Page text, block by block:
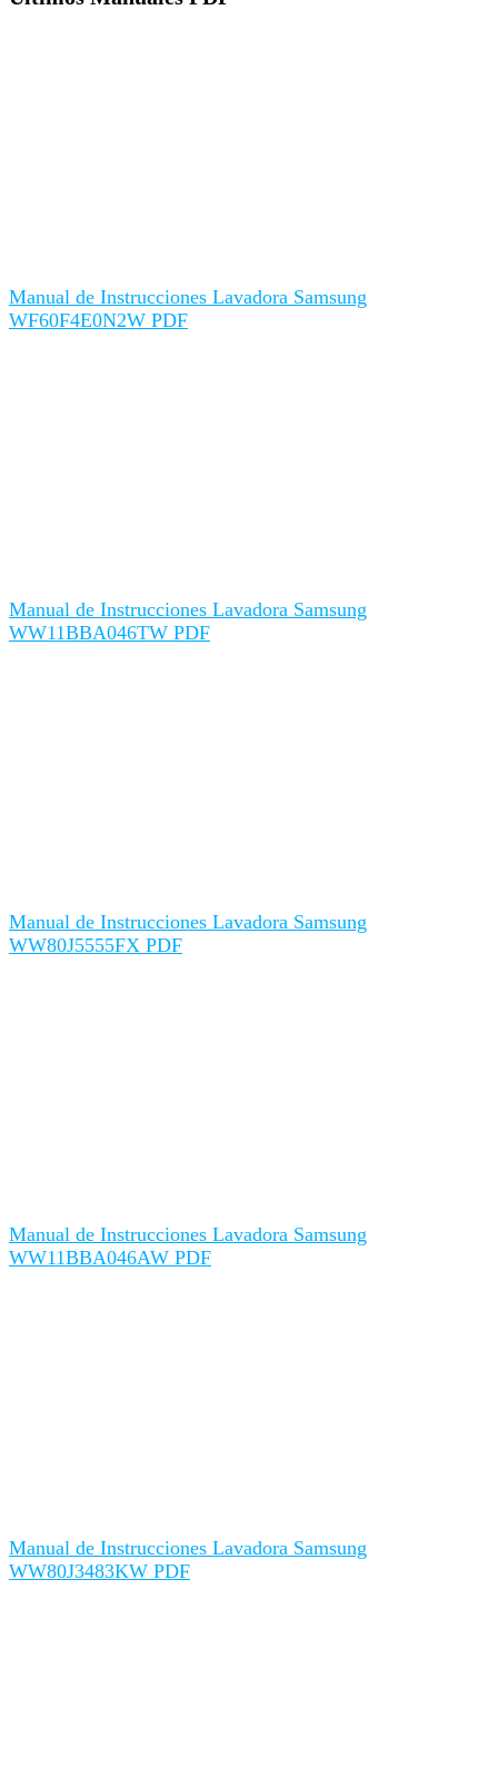
Manual de Instrucciones Lavadora Samsung
WF60F4E0N2W PDF
Manual de Instrucciones Lavadora Samsung
WW11BBA046TW PDF
Manual de Instrucciones Lavadora Samsung
WW80J5555FX PDF
Manual de Instrucciones Lavadora Samsung
WW11BBA046AW PDF
Manual de Instrucciones Lavadora Samsung
WW80J3483KW PDF